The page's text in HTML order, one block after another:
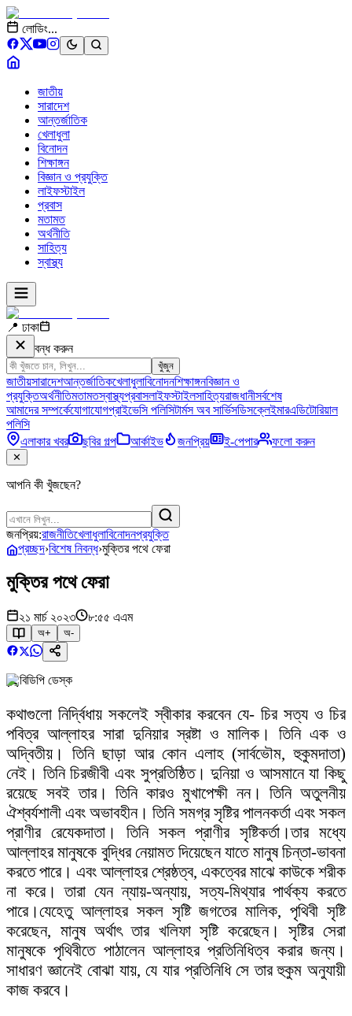
লোডিং...
জাতীয়
সারাদেশ
আন্তর্জাতিক
খেলাধুলা
বিনোদন
শিক্ষাঙ্গন
বিজ্ঞান ও প্রযুক্তি
লাইফস্টাইল
প্রবাস
মতামত
অর্থনীতি
সাহিত্য
স্বাস্থ্য
📍 ঢাকা
বন্ধ করুন
খুঁজুন
জাতীয়সারাদেশআন্তর্জাতিকখেলাধুলাবিনোদনশিক্ষাঙ্গনবিজ্ঞান ও
প্রযুক্তিঅর্থনীতিমতামতস্বাস্থ্যপ্রবাসলাইফস্টাইলসাহিত্যরাজধানীসর্বশেষ
আমাদের সম্পর্কেযোগাযোগপ্রাইভেসি পলিসিটার্মস অব সার্ভিসডিসক্লেইমারএডিটোরিয়াল
পলিসি
এলাকার খবর
ছবির গল্প আর্কাইভ জনপ্রিয় ই-পেপার ফলো করুন
✕
আপনি কী খুঁজছেন?
জনপ্রিয়:রাজনীতিখেলাধুলাবিনোদনপ্রযুক্তি
প্রচ্ছদ›বিশেষ নিবন্ধ›মুক্তির পথে ফেরা
মুক্তির পথে ফেরা
২১ মার্চ ২০২৩ ৮:৫৫ এএম
অ+ অ-
বিডিপি ডেস্ক
কথাগুলো নির্দ্বিধায় সকলেই স্বীকার করবেন যে- চির সত্য ও চির
পবিত্র আল্লাহর সারা দুনিয়ার স্রষ্টা ও মালিক। তিনি এক ও
অদ্বিতীয়। তিনি ছাড়া আর কোন এলাহ (সার্বভৌম, হুকুমদাতা)
নেই। তিনি চিরজীবী এবং সুপ্রতিষ্ঠিত। দুনিয়া ও আসমানে যা কিছু
রয়েছে সবই তার। তিনি কারও মুখাপেক্ষী নন। তিনি অতুলনীয়
ঐশ্বর্যশালী এবং অভাবহীন। তিনি সমগ্র সৃষ্টির পালনকর্তা এবং সকল
প্রাণীর রেযেকদাতা। তিনি সকল প্রাণীর সৃষ্টিকর্তা।তার মধ্যে
আল্লাহর মানুষকে বুদ্ধির নেয়ামত দিয়েছেন যাতে মানুষ চিন্তা-ভাবনা
করতে পারে। এবং আল্লাহর শ্রেষ্ঠত্ব, একত্বের মাঝে কাউকে শরীক
না করে। তারা যেন ন্যায়-অন্যায়, সত্য-মিথ্যার পার্থক্য করতে
পারে।যেহেতু আল্লাহর সকল সৃষ্টি জগতের মালিক, পৃথিবী সৃষ্টি
করেছেন, মানুষ অর্থাৎ তার খলিফা সৃষ্টি করেছেন। সৃষ্টির সেরা
মানুষকে পৃথিবীতে পাঠালেন আল্লাহর প্রতিনিধিত্ব করার জন্য।
সাধারণ জ্ঞানেই বোঝা যায়, যে যার প্রতিনিধি সে তার হুকুম অনুযায়ী
কাজ করবে।